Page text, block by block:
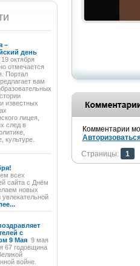
–
день
19 октября
отмечается
Портал
вам
известных
лицея,
след в
культуре.
всех
сайта с Днём
новых
увлекательной
с
9 Мая 9 мая
67 годовщина
войне.
Комментарии
Страницы:
1